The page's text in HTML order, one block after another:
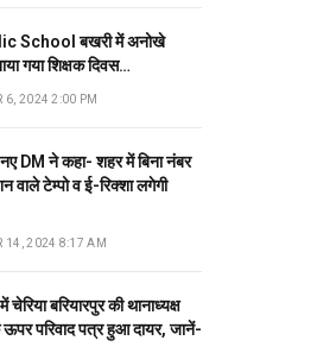
School बखरी में अनोखे
गया शिक्षक दिवस…
6, 2024 2:00 PM
DM ने कहा- शहर में बिना नंबर
वाले टेम्पो व ई-रिक्शा लगेगी
14, 2024 8:17 AM
चेरिया बरियारपुर की थानाध्यक्ष
परिवाद पत्र हुआ दायर, जानें-